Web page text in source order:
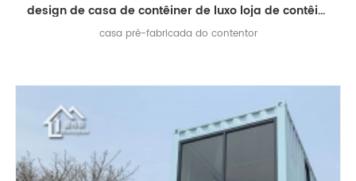
design de casa de contêiner de luxo loja de contêiner de loja de luxo pré-fabricada casa de vida
casa pré-fabricada do contentor